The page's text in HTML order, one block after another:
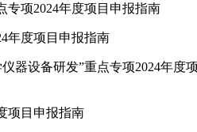
专项2024年度项目申报指南
年度项目申报指南
器设备研发”重点专项2024年度
项目申报指南